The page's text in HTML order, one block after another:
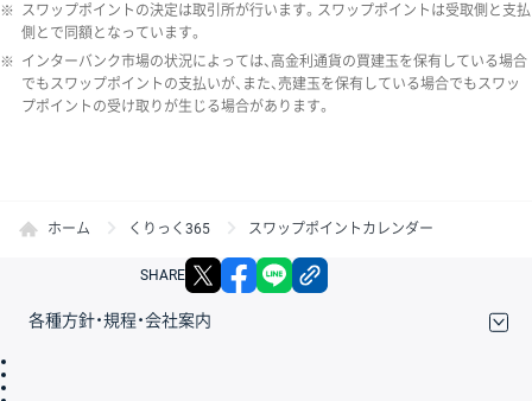
※ スワップポイントの決定は取引所が行います。スワップポイントは受取側と支払
側とで同額となっています。
※ インターバンク市場の状況によっては、高金利通貨の買建玉を保有している場合
でもスワップポイントの支払いが、また、売建玉を保有している場合でもスワッ
プポイントの受け取りが生じる場合があります。
ホーム くりっく365 スワップポイントカレンダー
SHARE X facebook
各種方針・規程・会社案内